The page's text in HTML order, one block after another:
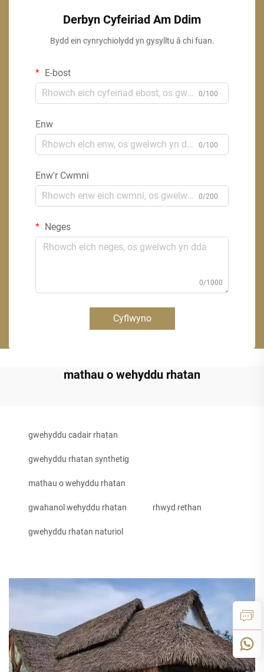
Derbyn Cyfeiriad Am Ddim
Bydd ein cynrychiolydd yn gysylltu â chi fuan.
E-bost
0/100
Enw
0/100
Enw'r Cwmni
0/200
Neges
0/1000
Cyflwyno
mathau o wehyddu rhatan
gwehyddu cadair rhatan
gwehyddu rhatan synthetig
mathau o wehyddu rhatan
gwahanol wehyddu rhatan rhwyd rethan
gwehyddu rhatan naturiol